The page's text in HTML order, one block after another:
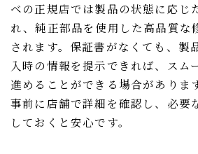
ベの正規店では製品の状態に応じ
れ、純正部品を使用した高品質な
されます。保証書がなくても、製
入時の情報を提示できれば、スム
進めることができる場合がありま
事前に店舗で詳細を確認し、必要
しておくと安心です。